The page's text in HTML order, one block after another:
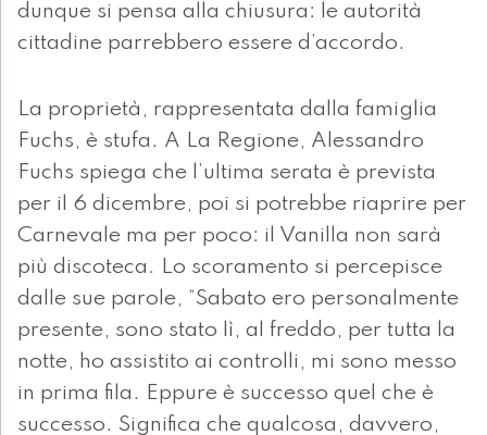
dunque si pensa alla chiusura: le autorità
cittadine parrebbero essere d’accordo.
La proprietà, rappresentata dalla famiglia
Fuchs, è stufa. A La Regione, Alessandro
Fuchs spiega che l’ultima serata è prevista
per il 6 dicembre, poi si potrebbe riaprire per
Carnevale ma per poco: il Vanilla non sarà
più discoteca. Lo scoramento si percepisce
dalle sue parole, “Sabato ero personalmente
presente, sono stato lì, al freddo, per tutta la
notte, ho assistito ai controlli, mi sono messo
in prima fila. Eppure è successo quel che è
successo. Significa che qualcosa, davvero,